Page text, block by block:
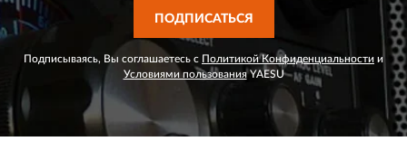
ПОДПИСАТЬСЯ
Подписываясь, Вы соглашаетесь с Политикой Конфиденциальности и
Условиями пользованияYAESU